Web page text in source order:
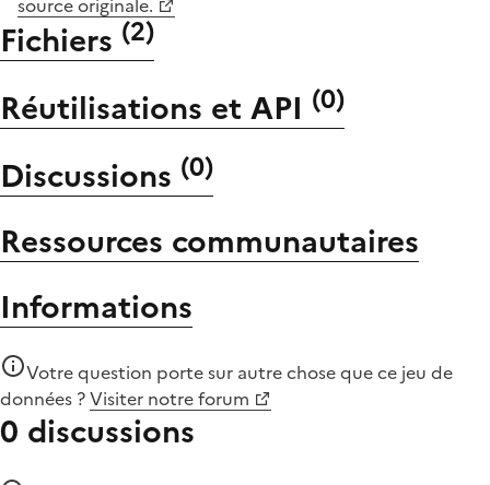
Fichiers (2)
Réutilisations et API (0)
Discussions (0)
Ressources communautaires
Informations
Votre question porte sur autre chose quece jeu de
données ?Visiter notre forum
0 discussions